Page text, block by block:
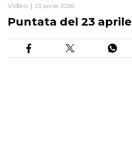
Video | 23 aprile 2026
Puntata del 23 aprile